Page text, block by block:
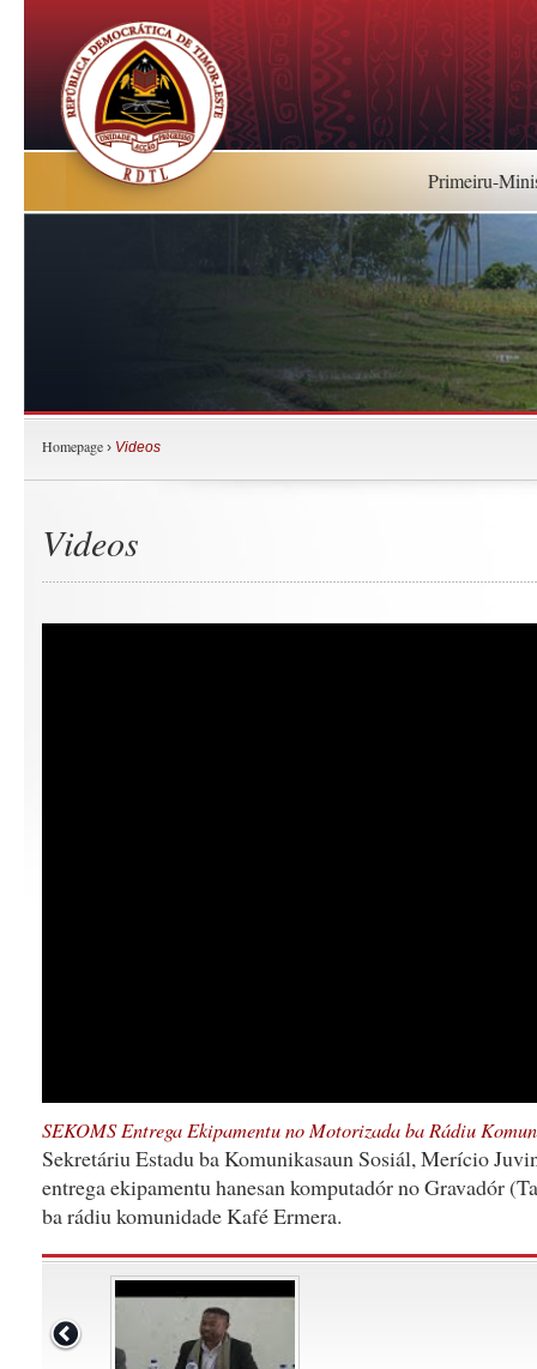
Primeiru-
Homepage › Videos
Videos
SEKOMS Entrega Ekipamentu no Motorizada ba Rádiu
Sekretáriu Estadu ba Komunikasaun Sosiál, Merício
entrega ekipamentu hanesan komputadór no Gravadór
ba rádiu komunidade Kafé Ermera.